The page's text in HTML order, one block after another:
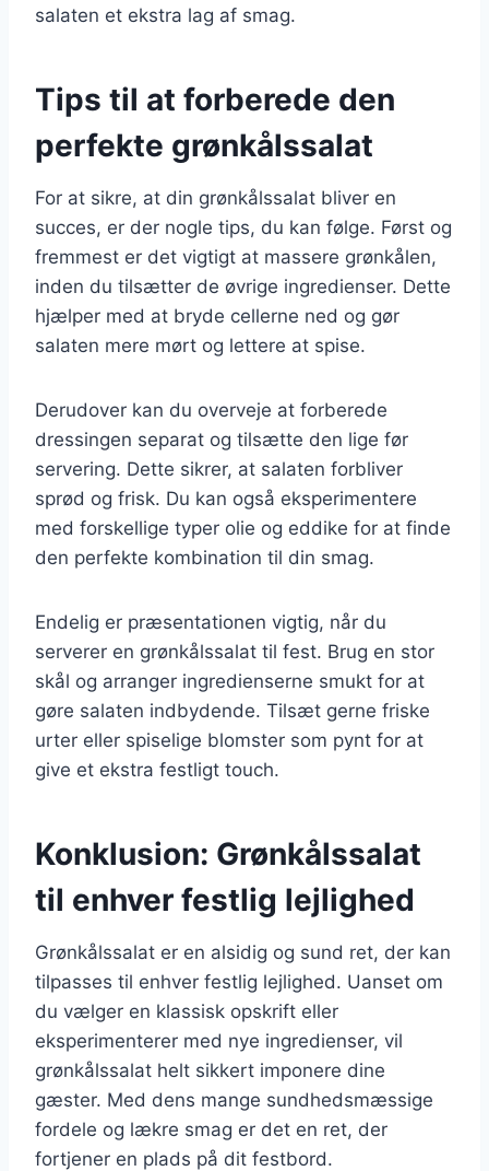
salaten et ekstra lag af smag.
Tips til at forberede den
perfekte grønkålssalat
For at sikre, at din grønkålssalat bliver en
succes, er der nogle tips, du kan følge. Først og
fremmest er det vigtigt at massere grønkålen,
inden du tilsætter de øvrige ingredienser. Dette
hjælper med at bryde cellerne ned og gør
salaten mere mørt og lettere at spise.
Derudover kan du overveje at forberede
dressingen separat og tilsætte den lige før
servering. Dette sikrer, at salaten forbliver
sprød og frisk. Du kan også eksperimentere
med forskellige typer olie og eddike for at finde
den perfekte kombination til din smag.
Endelig er præsentationen vigtig, når du
serverer en grønkålssalat til fest. Brug en stor
skål og arranger ingredienserne smukt for at
gøre salaten indbydende. Tilsæt gerne friske
urter eller spiselige blomster som pynt for at
give et ekstra festligt touch.
Konklusion: Grønkålssalat
til enhver festlig lejlighed
Grønkålssalat er en alsidig og sund ret, der kan
tilpasses til enhver festlig lejlighed. Uanset om
du vælger en klassisk opskrift eller
eksperimenterer med nye ingredienser, vil
grønkålssalat helt sikkert imponere dine
gæster. Med dens mange sundhedsmæssige
fordele og lækre smag er det en ret, der
fortjener en plads på dit festbord.